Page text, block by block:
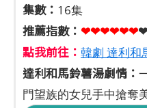
集數： 16集
推薦指數： ❤❤❤❤❤❤
點我前往： 韓劇 達利和
達利和馬鈴薯湯劇情：
門望族的女兒手中搶奪